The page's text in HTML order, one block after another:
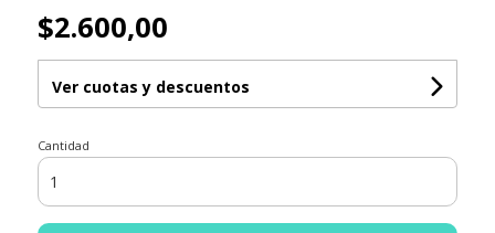
$2.600,00
Ver cuotas y descuentos
Cantidad